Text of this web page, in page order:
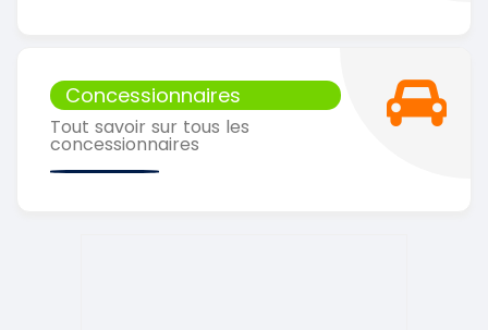
Concessionnaires
Tout savoir sur tous les
concessionnaires